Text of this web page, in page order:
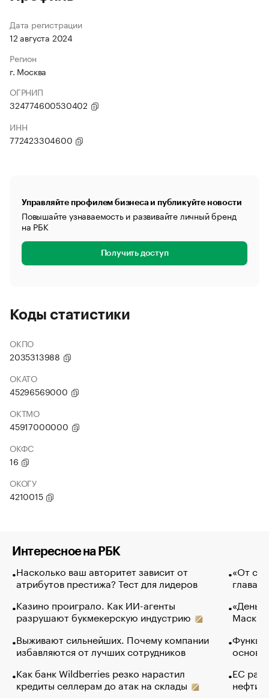
Дата регистрации
12 августа 2024
Регион
г. Москва
ОГРНИП
324774600530402
ИНН
772423304600
Управляйте профилем бизнеса и публикуйте новости
Повышайте узнаваемость и развивайте личный бренд
на РБК
Получить доступ
Коды статистики
ОКПО
2035313988
ОКАТО
45296569000
ОКТМО
45917000000
ОКФС
16
ОКОГУ
4210015
Интересное на РБК
Насколько ваш авторитет зависит от
атрибутов престижа? Тест для лидеров
Казино проиграло. Как ИИ-агенты
разрушают букмекерскую индустрию
Выживают сильнейших. Почему компании
избавляются от лучших сотрудников
Как банк Wildberries резко нарастил
кредиты селлерам до атак на склады
«От
глава
Маск в
основ
ЕС
нефти